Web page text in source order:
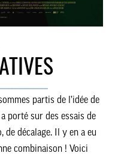
partis de l’idée de
porté sur des essais de
de décalage. Il y en a eu
combinaison ! Voici